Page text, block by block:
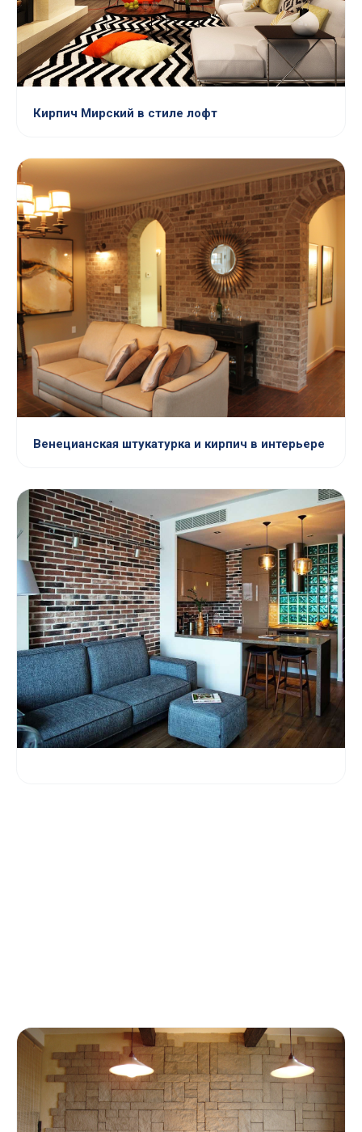
Кирпич Мирский в стиле лофт
Венецианская штукатурка и кирпич в интерьере